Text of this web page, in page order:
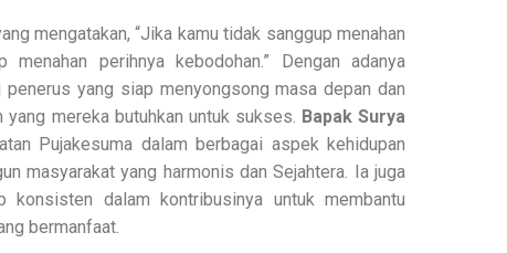
mengatakan, “Jika kamu tidak sanggup menahan
perihnya kebodohan.” Dengan adanya
yang siap menyongsong masa depan dan
mereka butuhkan untuk sukses. Bapak Surya
Pujakesuma dalam berbagai aspek kehidupan
masyarakat yang harmonis dan Sejahtera. Ia juga
konsisten dalam kontribusinya untuk membantu
bermanfaat.